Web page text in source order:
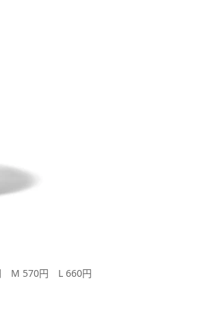
M 570円 L 660円